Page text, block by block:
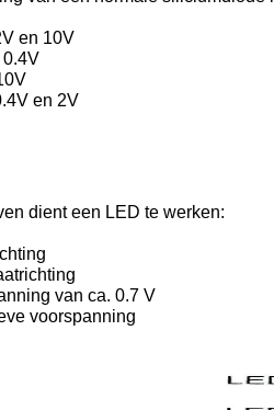
en 10V
en 2V
dient een LED te werken:
van ca. 0.7 V
voorspanning